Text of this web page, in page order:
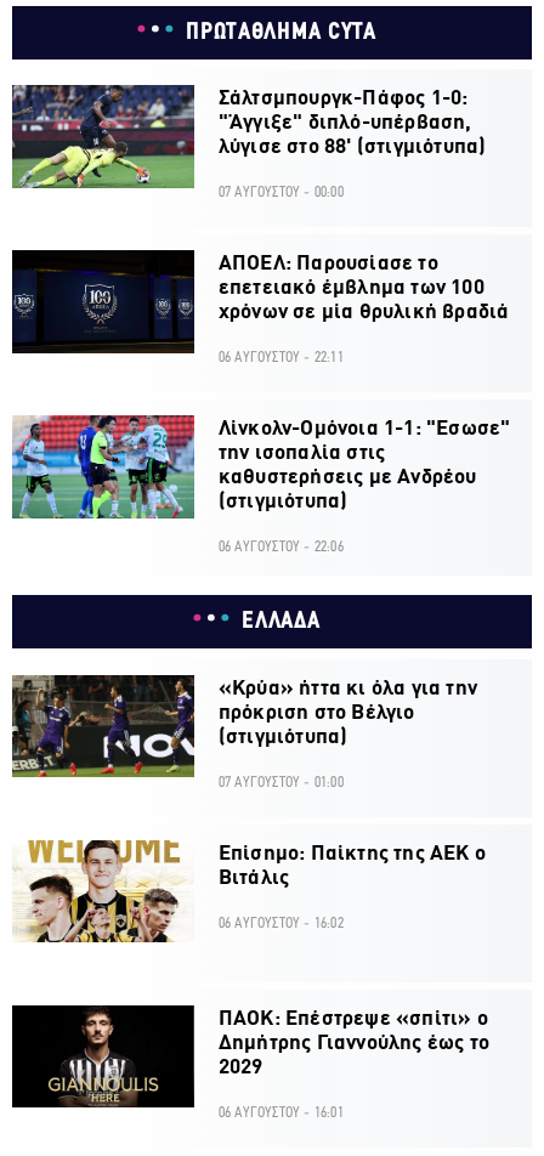
ΠΡΩΤΑΘΛΗΜΑ CYTA
Σάλτσμπουργκ-Πάφος 1-0:
"Άγγιξε" διπλό-υπέρβαση,
λύγισε στο 88' (στιγμιότυπα)
07 ΑΥΓΟΥΣΤΟΥ - 00:00
ΑΠΟΕΛ: Παρουσίασε το
επετειακό έμβλημα των 100
χρόνων σε μία θρυλική βραδιά
06 ΑΥΓΟΥΣΤΟΥ - 22:11
Λίνκολν-Ομόνοια 1-1: "Εσωσε"
την ισοπαλία στις
καθυστερήσεις με Ανδρέου
(στιγμιότυπα)
06 ΑΥΓΟΥΣΤΟΥ - 22:06
ΕΛΛΑΔΑ
«Κρύα» ήττα κι όλα για την
πρόκριση στο Βέλγιο
(στιγμιότυπα)
07 ΑΥΓΟΥΣΤΟΥ - 01:00
Επίσημο: Παίκτης της ΑΕΚ ο
Βιτάλις
06 ΑΥΓΟΥΣΤΟΥ - 16:02
ΠΑΟΚ: Επέστρεψε «σπίτι» ο
Δημήτρης Γιαννούλης έως το
2029
06 ΑΥΓΟΥΣΤΟΥ - 16:01